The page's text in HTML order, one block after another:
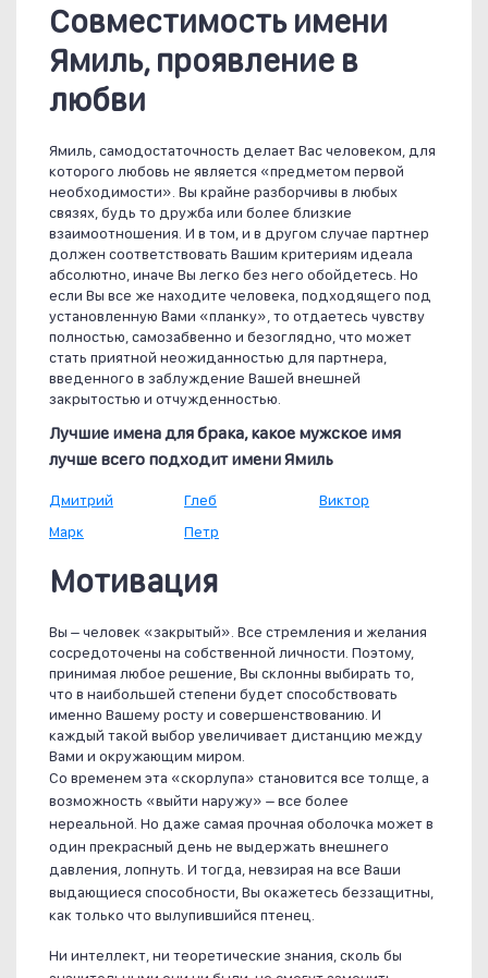
Совместимость имени
Ямиль, проявление в
любви
Ямиль, самодостаточность делает Вас человеком, для
которого любовь не является «предметом первой
необходимости». Вы крайне разборчивы в любых
связях, будь то дружба или более близкие
взаимоотношения. И в том, и в другом случае партнер
должен соответствовать Вашим критериям идеала
абсолютно, иначе Вы легко без него обойдетесь. Но
если Вы все же находите человека, подходящего под
установленную Вами «планку», то отдаетесь чувству
полностью, самозабвенно и безоглядно, что может
стать приятной неожиданностью для партнера,
введенного в заблуждение Вашей внешней
закрытостью и отчужденностью.
Лучшие имена для брака, какое мужское имя
лучше всего подходит имени Ямиль
Дмитрий
Марк
Глеб
Петр
Виктор
Мотивация
Вы – человек «закрытый». Все стремления и желания
сосредоточены на собственной личности. Поэтому,
принимая любое решение, Вы склонны выбирать то,
что в наибольшей степени будет способствовать
именно Вашему росту и совершенствованию. И
каждый такой выбор увеличивает дистанцию между
Вами и окружающим миром.
Со временем эта «скорлупа» становится все толще, а
возможность «выйти наружу» – все более
нереальной. Но даже самая прочная оболочка может в
один прекрасный день не выдержать внешнего
давления, лопнуть. И тогда, невзирая на все Ваши
выдающиеся способности, Вы окажетесь беззащитны,
как только что вылупившийся птенец.
Ни интеллект, ни теоретические знания, сколь бы